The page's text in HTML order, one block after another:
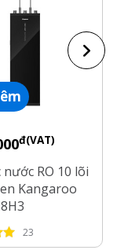
đ(VAT)
nước RO 10 lõi
Kangaroo
23